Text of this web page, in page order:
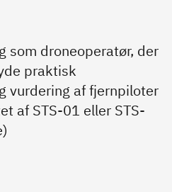
droneoperatør, der
praktisk
af fjernpiloter
af STS-01 eller STS-